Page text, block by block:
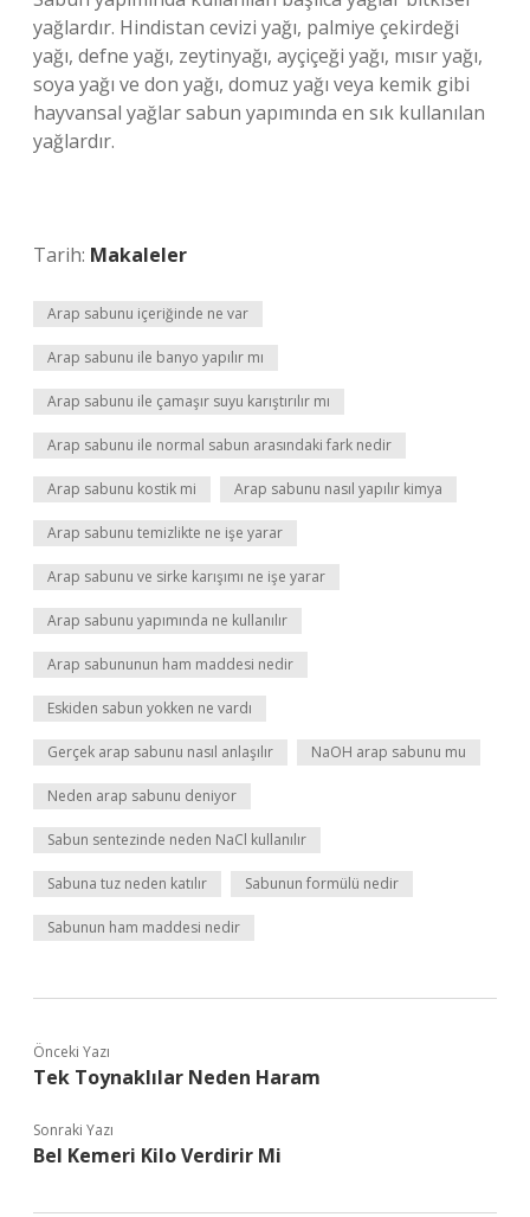
yağlardır. Hindistan cevizi yağı, palmiye çekirdeği
yağı, defne yağı, zeytinyağı, ayçiçeği yağı, mısır yağı,
soya yağı ve don yağı, domuz yağı veya kemik gibi
hayvansal yağlar sabun yapımında en sık kullanılan
yağlardır.
Tarih: Makaleler
Arap sabunu içeriğinde ne var
Arap sabunu ile banyo yapılır mı
Arap sabunu ile çamaşır suyu karıştırılır mı
Arap sabunu ile normal sabun arasındaki fark nedir
Arap sabunu kostik mi Arap sabunu nasıl yapılır kimya
Arap sabunu temizlikte ne işe yarar
Arap sabunu ve sirke karışımı ne işe yarar
Arap sabunu yapımında ne kullanılır
Arap sabununun ham maddesi nedir
Eskiden sabun yokken ne vardı
Gerçek arap sabunu nasıl anlaşılır NaOH arap sabunu mu
Neden arap sabunu deniyor
Sabun sentezinde neden NaCl kullanılır
Sabuna tuz neden katılır Sabunun formülü nedir
Sabunun ham maddesi nedir
Önceki Yazı
Tek Toynaklılar Neden Haram
Sonraki Yazı
Bel Kemeri Kilo Verdirir Mi